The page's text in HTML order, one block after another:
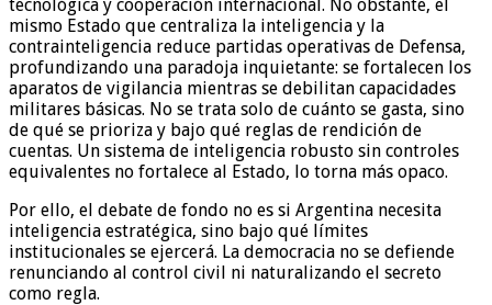
tecnológica y cooperación internacional. No obstante, el
mismo Estado que centraliza la inteligencia y la
contrainteligencia reduce partidas operativas de Defensa,
profundizando una paradoja inquietante: se fortalecen los
aparatos de vigilancia mientras se debilitan capacidades
militares básicas. No se trata solo de cuánto se gasta, sino
de qué se prioriza y bajo qué reglas de rendición de
cuentas. Un sistema de inteligencia robusto sin controles
equivalentes no fortalece al Estado, lo torna más opaco.
Por ello, el debate de fondo no es si Argentina necesita
inteligencia estratégica, sino bajo qué límites
institucionales se ejercerá. La democracia no se defiende
renunciando al control civil ni naturalizando el secreto
como regla.